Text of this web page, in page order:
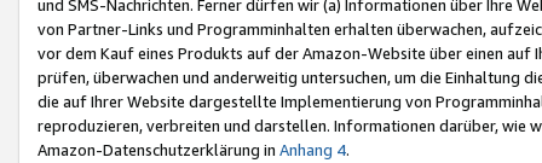
und SMS-Nachrichten. Ferner dürfen wir (a) Informationen über Ihre
von Partner-Links und Programminhalten erhalten überwachen,
vor dem Kauf eines Produkts auf der Amazon-Website über einen
prüfen, überwachen und anderweitig untersuchen, um die Einhaltung
die auf Ihrer Website dargestellte Implementierung von
reproduzieren, verbreiten und darstellen. Informationen darüber, wie
Amazon-Datenschutzerklärung in Anhang 4.